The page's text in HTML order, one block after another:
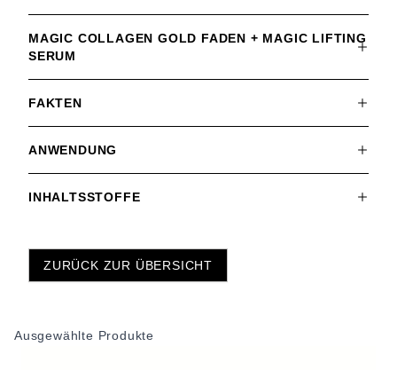
MAGIC COLLAGEN GOLD FADEN + MAGIC LIFTING
SERUM
FAKTEN
ANWENDUNG
INHALTSSTOFFE
ZURÜCK ZUR ÜBERSICHT
Ausgewählte Produkte